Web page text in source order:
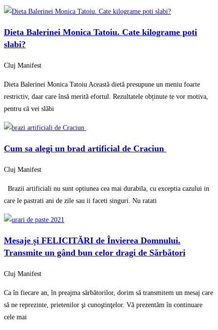
Dieta Balerinei Monica Tatoiu. Cate kilograme poti
slabi?
Cluj Manifest
Dieta Balerinei Monica Tatoiu Această dietă presupune un meniu foarte
restrictiv, daar care însă merită efortul. Rezultatele obținute te vor motiva,
pentru că vei slăbi
Cum sa alegi un brad artificial de Craciun
Cluj Manifest
Brazii artificiali nu sunt optiunea cea mai durabila, cu exceptia cazului in
care le pastrati ani de zile sau ii faceti singuri. Nu ratati
Mesaje și FELICITĂRI de Învierea Domnului.
Transmite un gând bun celor dragi de Sărbători
Cluj Manifest
Ca în fiecare an, în preajma sărbătorilor, dorim să transmitem un mesaj care
să ne reprezinte, prietenilor şi cunoştinţelor. Vă prezentăm în continuare
cele mai